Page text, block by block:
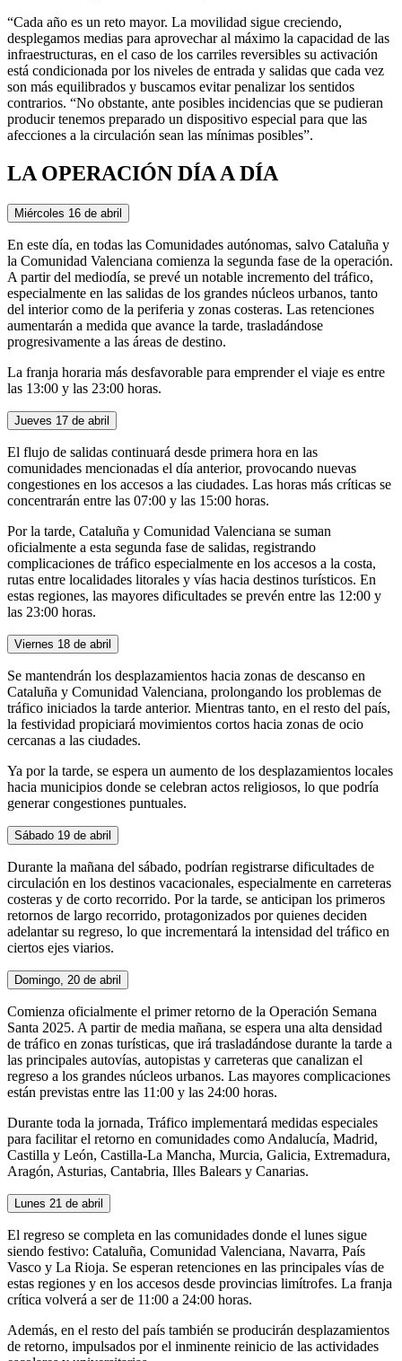
“Cada año es un reto mayor. La movilidad sigue creciendo,
desplegamos medias para aprovechar al máximo la capacidad de las
infraestructuras, en el caso de los carriles reversibles su activación
está condicionada por los niveles de entrada y salidas que cada vez
son más equilibrados y buscamos evitar penalizar los sentidos
contrarios. “No obstante, ante posibles incidencias que se pudieran
producir tenemos preparado un dispositivo especial para que las
afecciones a la circulación sean las mínimas posibles”.
LA OPERACIÓN DÍA A DÍA
Miércoles 16 de abril
En este día, en todas las Comunidades autónomas, salvo Cataluña y
la Comunidad Valenciana comienza la segunda fase de la operación.
A partir del mediodía, se prevé un notable incremento del tráfico,
especialmente en las salidas de los grandes núcleos urbanos, tanto
del interior como de la periferia y zonas costeras. Las retenciones
aumentarán a medida que avance la tarde, trasladándose
progresivamente a las áreas de destino.
La franja horaria más desfavorable para emprender el viaje es entre
las 13:00 y las 23:00 horas.
Jueves 17 de abril
El flujo de salidas continuará desde primera hora en las
comunidades mencionadas el día anterior, provocando nuevas
congestiones en los accesos a las ciudades. Las horas más críticas se
concentrarán entre las 07:00 y las 15:00 horas.
Por la tarde, Cataluña y Comunidad Valenciana se suman
oficialmente a esta segunda fase de salidas, registrando
complicaciones de tráfico especialmente en los accesos a la costa,
rutas entre localidades litorales y vías hacia destinos turísticos. En
estas regiones, las mayores dificultades se prevén entre las 12:00 y
las 23:00 horas.
Viernes 18 de abril
Se mantendrán los desplazamientos hacia zonas de descanso en
Cataluña y Comunidad Valenciana, prolongando los problemas de
tráfico iniciados la tarde anterior. Mientras tanto, en el resto del país,
la festividad propiciará movimientos cortos hacia zonas de ocio
cercanas a las ciudades.
Ya por la tarde, se espera un aumento de los desplazamientos locales
hacia municipios donde se celebran actos religiosos, lo que podría
generar congestiones puntuales.
Sábado 19 de abril
Durante la mañana del sábado, podrían registrarse dificultades de
circulación en los destinos vacacionales, especialmente en carreteras
costeras y de corto recorrido. Por la tarde, se anticipan los primeros
retornos de largo recorrido, protagonizados por quienes deciden
adelantar su regreso, lo que incrementará la intensidad del tráfico en
ciertos ejes viarios.
Domingo, 20 de abril
Comienza oficialmente el primer retorno de la Operación Semana
Santa 2025. A partir de media mañana, se espera una alta densidad
de tráfico en zonas turísticas, que irá trasladándose durante la tarde a
las principales autovías, autopistas y carreteras que canalizan el
regreso a los grandes núcleos urbanos. Las mayores complicaciones
están previstas entre las 11:00 y las 24:00 horas.
Durante toda la jornada, Tráfico implementará medidas especiales
para facilitar el retorno en comunidades como Andalucía, Madrid,
Castilla y León, Castilla-La Mancha, Murcia, Galicia, Extremadura,
Aragón, Asturias, Cantabria, Illes Balears y Canarias.
Lunes 21 de abril
El regreso se completa en las comunidades donde el lunes sigue
siendo festivo: Cataluña, Comunidad Valenciana, Navarra, País
Vasco y La Rioja. Se esperan retenciones en las principales vías de
estas regiones y en los accesos desde provincias limítrofes. La franja
crítica volverá a ser de 11:00 a 24:00 horas.
Además, en el resto del país también se producirán desplazamientos
de retorno, impulsados por el inminente reinicio de las actividades